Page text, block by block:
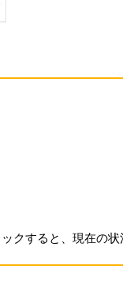
クすると、現在の状